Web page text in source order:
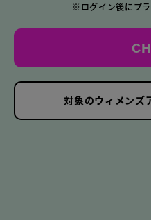
※ログイン後にプラ
対象のウィメンズ